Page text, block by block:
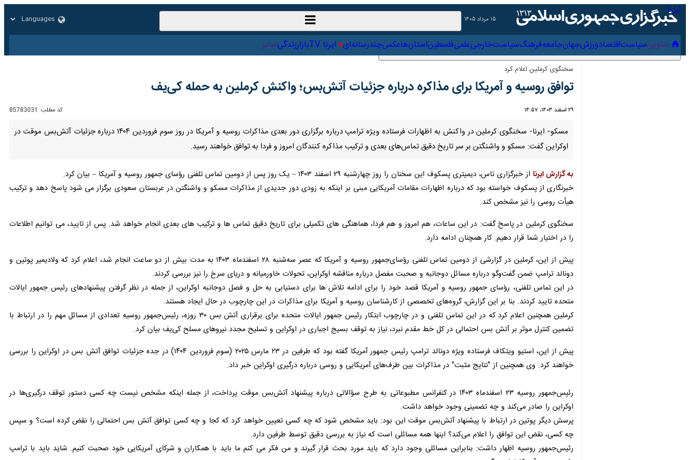
۱۵ مرداد ۱۴۰۵
عناوین‌ سیاست اقتصاد ورزش جهان جامعه فرهنگ سیاست‌خارجی علمی فلسطین استان‌ها عکس چندرسانه‌ای
سخنگوی کرملین اعلام کرد
توافق روسیه و آمریکا برای مذاکره درباره جزئیات آتش‌بس؛ واکنش کرملین به حمله کی‌یف
۲۹ اسفند ۱۴۰۳، ۱۴:۵۷ کد مطلب:85783031
مسکو- ایرنا- سخنگوی کرملین در واکنش به اظهارات فرستاده ویژه ترامپ درباره برگزاری دور بعدی مذاکرات روسیه و آمریکا در روز سوم فروردین ۱۴۰۴ درباره جزئیات آتش‌بس موقت در
اوکراین گفت: مسکو و واشنگتن بر سر تاریخ دقیق تماس‌های بعدی و ترکیب مذاکره کنندگان امروز و فردا به توافق خواهند رسید.
به گزارش ایرنااز خبرگزاری تاس، دیمیتری پسکوف این سخنان را روز چهارشنبه ۲۹ اسفند ۱۴۰۳ – یک روز پس از دومین تماس تلفنی رؤسای جمهور روسیه و آمریکا – بیان کرد.
خبرنگاری از پسکوف خواسته بود که درباره اظهارات مقامات آمریکایی مبنی بر اینکه به زودی دور جدیدی از مذاکرات مسکو و واشنگتن در عربستان سعودی برگزار می شود پاسخ دهد و ترکیب
هیأت روسی را نیز مشخص کند.
سخنگوی کرملین در پاسخ گفت:‌ در این ساعات، هم امروز و هم فردا، هماهنگی های تکمیلی برای تاریخ دقیق تماس ها و ترکیب های بعدی انجام خواهد شد. پس از تایید، می توانیم اطلاعات را
در اختیار شما قرار دهیم. کار همچنان ادامه دارد.
پیش از این، کرملین در گزارشی از دومین تماس تلفنی رؤسای‌جمهور روسیه و آمریکا که عصر سه‌شنبه ۲۸ اسفندماه ۱۴۰۳ به مدت بیش از دو ساعت انجام شد، اعلام کرد که ولادیمیر پوتین و دونالد
ترامپ ضمن گفت‌وگو درباره مسائل دوجانبه و صحبت مفصل درباره مناقشه اوکراین، تحولات خاورمیانه و دریای سرخ را نیز بررسی کردند.
در این تماس تلفنی، رؤسای جمهور روسیه و آمریکا قصد خود را برای ادامه تلاش ها برای دستیابی به حل و فصل دوجانبه اوکراین، از جمله در نظر گرفتن پیشنهادهای رئیس جمهور ایالات متحده
تایید کردند. بنا بر این گزارش، گروه‌های تخصصی از کارشناسان روسیه و آمریکا برای مذاکرات در این چارچوب در حال ایجاد هستند.
کرملین همچنین اعلام کرد که در این تماس تلفنی و در چارچوب ابتکار رئیس جمهور ایالات متحده برای برقراری آتش بس ۳۰ روزه، رئیس‌جمهور روسیه تعدادی از مسائل مهم را در ارتباط با
تضمین کنترل موثر بر آتش بس احتمالی در کل خط مقدم نبرد، نیاز به توقف بسیج اجباری در اوکراین و تسلیح مجدد نیروهای مسلح کی‌یف بیان کرد.
پیش از این، استیو ویتکاف فرستاده ویژه دونالد ترامپ رئیس جمهور آمریکا گفته بود که طرفین در ۲۳ مارس ۲۰۲۵ (سوم فروردین ۱۴۰۴) در جده جزئیات توافق آتش بس در اوکراین را بررسی
خواهند کرد. وی همچنین از "نتایج مثبت" در مذاکرات بین طرف‌های آمریکایی و روسی درباره درگیری اوکراین خبر داد.
رئیس‌جمهور روسیه ۲۳ اسفندماه ۱۴۰۳ در کنفرانس مطبوعاتی به طرح سؤالاتی درباره پیشنهاد آتش‌بس موقت پرداخت، از جمله اینکه مشخص نیست چه کسی دستور توقف درگیری‌ها در اوکراین
را صادر می‌کند و چه تضمینی وجود خواهد داشت.
پرسش دیگر پوتین در ارتباط با پیشنهاد آتش‌بس موقت این بود: باید مشخص شود که چه کسی تعیین خواهد کرد که کجا و چه کسی توافق آتش بس احتمالی را نقض کرده است؟ و سپس چه
کسی، نقض این توافق را اعلام می‌کند؟ اینها همه مسائلی است که نیاز به بررسی دقیق توسط طرفین دارد.
رئیس‌جمهور روسیه اظهار داشت: بنابراین مسائلی وجود دارد که باید مورد بحث قرار گیرند و من فکر می کنم ما باید با همکاران و شرکای آمریکایی خود صحبت کنیم. شاید باید با ترامپ